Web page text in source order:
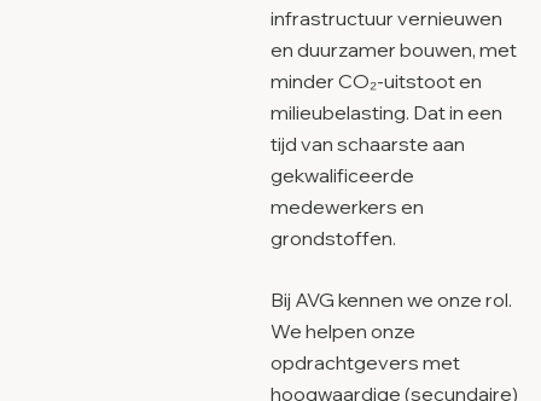
infrastructuur vernieuwen
en duurzamer bouwen, met
minder CO₂-uitstoot en
milieubelasting. Dat in een
tijd van schaarste aan
gekwalificeerde
medewerkers en
grondstoffen.
Bij AVG kennen we onze rol.
We helpen onze
opdrachtgevers met
hoogwaardige (secundaire)